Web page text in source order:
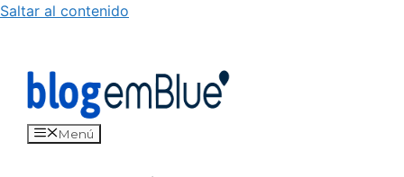
Saltar al contenido
Menú